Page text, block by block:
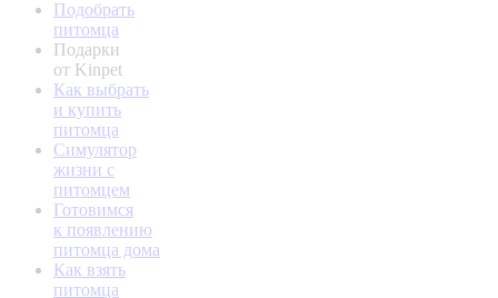
Подобрать
питомца
Подарки
от Kinpet
Как выбрать
и купить
питомца
Симулятор
жизни с
питомцем
Готовимся
к появлению
питомца дома
Как взять
питомца